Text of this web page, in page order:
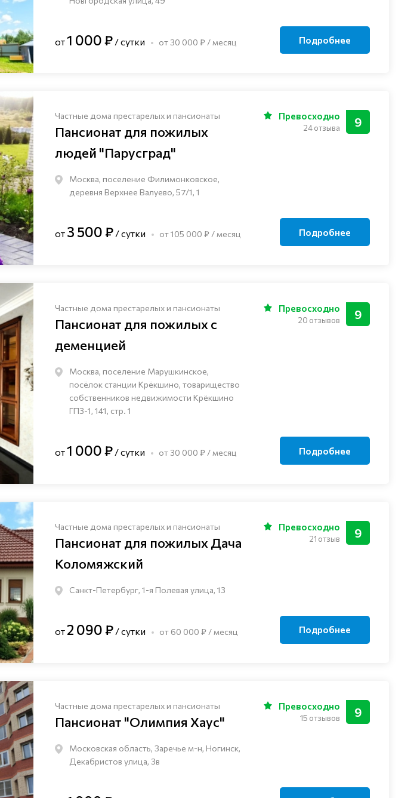
от1 000 ₽ / сутки от 30 000 ₽ / месяц Подробнее
Частные дома престарелых и пансионаты
Пансионат для пожилых
людей "Парусград"
Москва, поселение Филимонковское,
деревня Верхнее Валуево, 57/1, 1
9
Превосходно
24 отзыва
от 3 500 ₽ / сутки от 105 000 ₽ / месяц Подробнее
Частные дома престарелых и пансионаты
Пансионат для пожилых с
деменцией
Москва, поселение Марушкинское,
посёлок станции Крёкшино, товарищество
собственников недвижимости Крёкшино
ГПЗ-1, 141, стр. 1
9
Превосходно
20 отзывов
от1 000 ₽ / сутки от 30 000 ₽ / месяц Подробнее
Частные дома престарелых и пансионаты
Пансионат для пожилых Дача
Коломяжский
Санкт-Петербург, 1-я Полевая улица, 13
9
Превосходно
21 отзыв
от 2 090 ₽ / сутки от 60 000 ₽ / месяц Подробнее
Частные дома престарелых и пансионаты
Пансионат "Олимпия Хаус"
Московская область, Заречье м-н, Ногинск, ​
Декабристов улица, 3в
9
Превосходно
15 отзывов